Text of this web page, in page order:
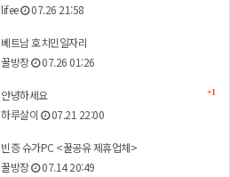
lifee 07.26 21:58
베트남 호치민일자리
꿀방장 07.26 01:26
+1
안녕하세요
하루살이
07.21 22:00
빈증 슈가PC <꿀공유 제휴업체>
꿀방장 07.14 20:49